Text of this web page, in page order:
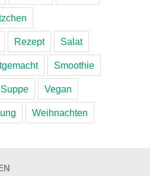
Rezept Salat
Smoothie
Suppe Vegan
Weihnachten